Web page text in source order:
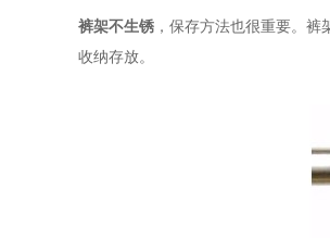
裤架不生锈 ，保存方法也很重要。
收纳存放。